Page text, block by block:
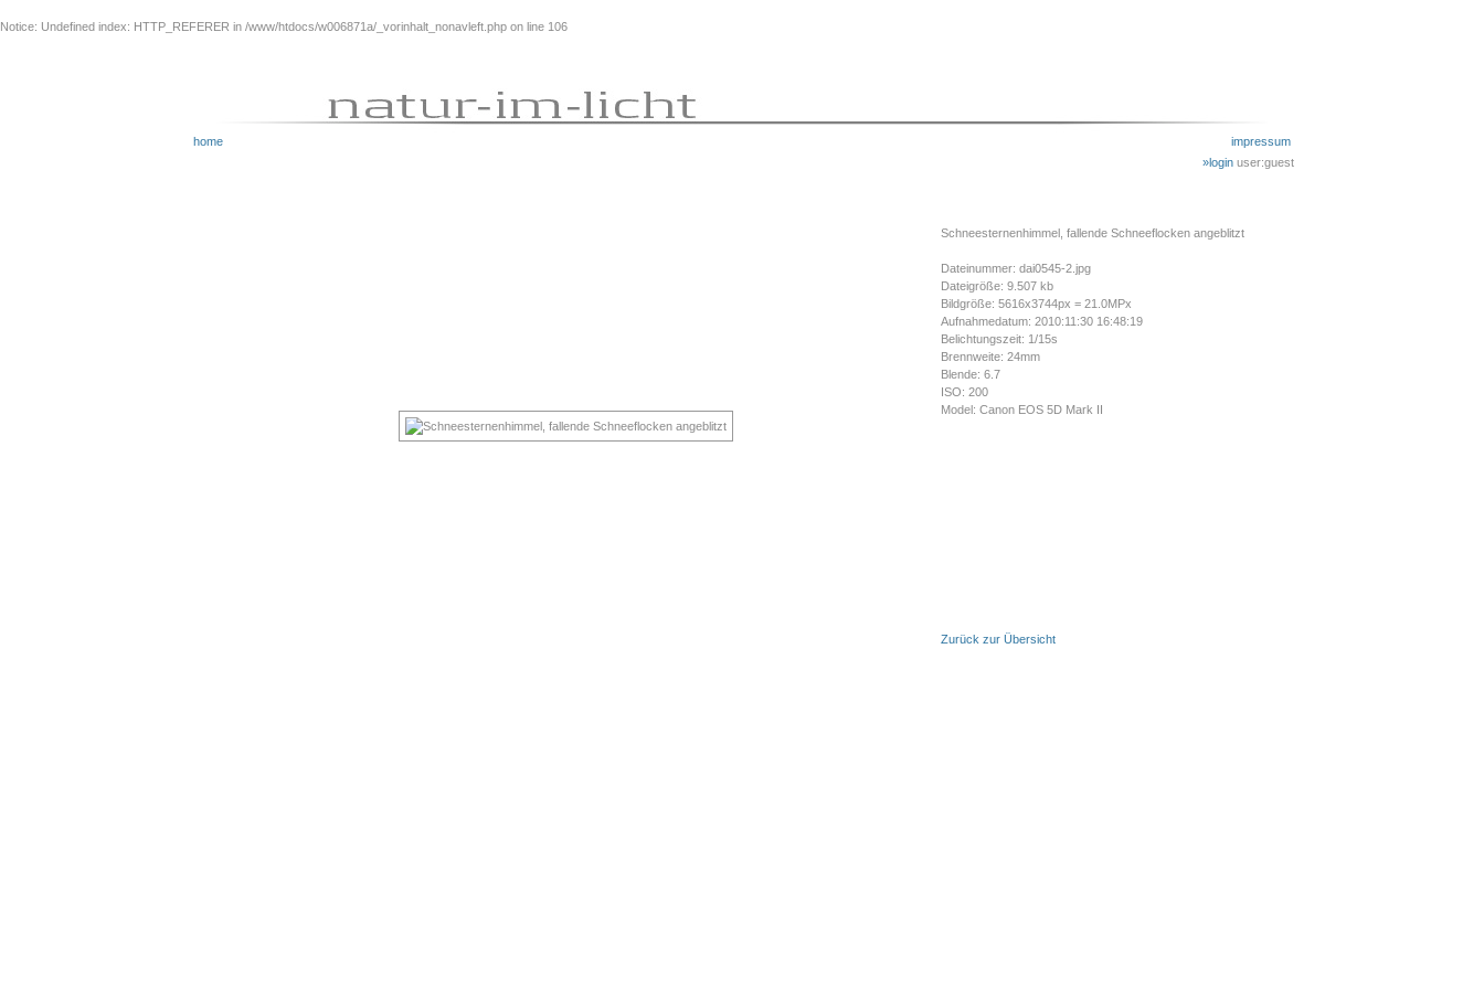
Notice: Undefined index: HTTP_REFERER in /www/htdocs/w006871a/_vorinhalt_nonavleft.php on line 106
home
impressum
»login user:guest
Schneesternenhimmel, fallende Schneeflocken angeblitzt
Dateinummer: dai0545-2.jpg
Dateigröße: 9.507 kb
Bildgröße: 5616x3744px = 21.0MPx
Aufnahmedatum: 2010:11:30 16:48:19
Belichtungszeit: 1/15s
Brennweite: 24mm
Blende: 6.7
ISO: 200
Model: Canon EOS 5D Mark II
Zurück zur Übersicht